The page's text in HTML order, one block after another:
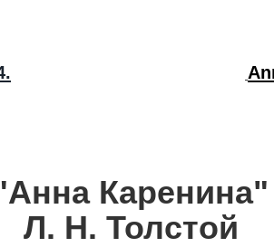
Каренина"
Л. Н. Толстой